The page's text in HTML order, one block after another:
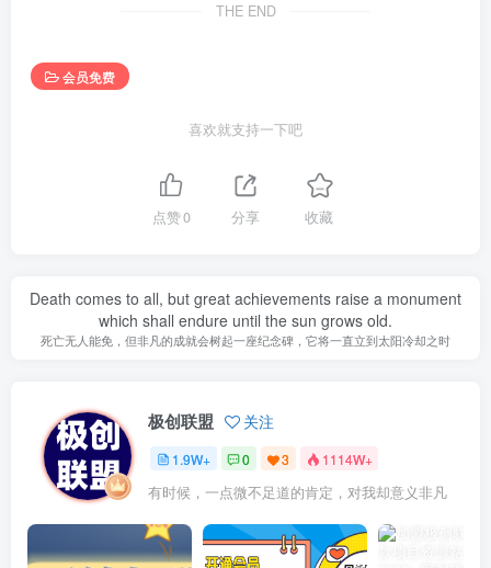
THE END
会员免费
喜欢就支持一下吧
点赞0 分享 收藏
Death comes to all, but great achievements raise a monument
which shall endure until the sun grows old.
死亡无人能免，但非凡的成就会树起一座纪念碑，它将一直立到太阳冷却之时
极创联盟 关注
1.9W+ 0 3 1114W+
有时候，一点微不足道的肯定，对我却意义非凡